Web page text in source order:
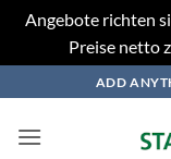
Angebote richten
Preise netto
Inhalt
springen
ADD